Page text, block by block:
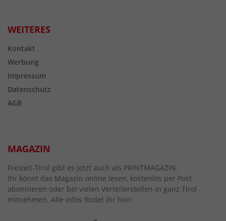
WEITERES
Kontakt
Werbung
Impressum
Datenschutz
AGB
MAGAZIN
Freizeit-Tirol gibt es jetzt auch als PRINTMAGAZIN.
Ihr könnt das Magazin online lesen, kostenlos per Post
abonnieren oder bei vielen Verteilerstellen in ganz Tirol
mitnehmen. Alle Infos findet ihr hier: